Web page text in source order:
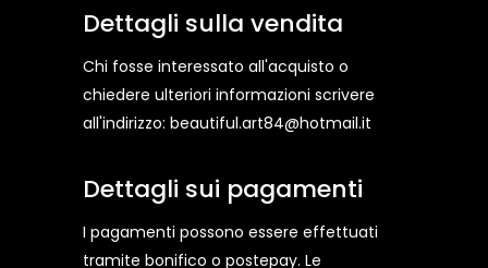
Dettagli sulla vendita
Chi fosse interessato all'acquisto o
chiedere ulteriori informazioni scrivere
all'indirizzo: beautiful.art84@hotmail.it
Dettagli sui pagamenti
I pagamenti possono essere effettuati
tramite bonifico o postepay. Le